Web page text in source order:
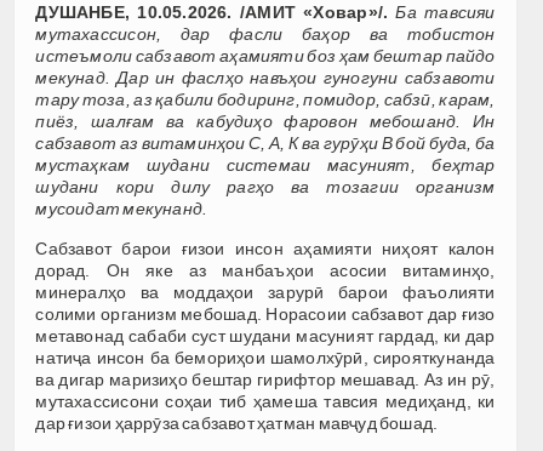
ДУШАНБЕ, 10.05.2026. /АМИТ «Ховар»/. Ба тавсияи
мутахассисон, дар фасли баҳор ва тобистон
истеъмоли сабзавот аҳамияти боз ҳам бештар пайдо
мекунад. Дар ин фаслҳо навъҳои гуногуни сабзавоти
тару тоза, аз қабили бодиринг, помидор, сабзӣ, карам,
пиёз, шалғам ва кабудиҳо фаровон мебошанд. Ин
сабзавот аз витаминҳои С, А, К ва гурӯҳи В бой буда, ба
мустаҳкам шудани системаи масуният, беҳтар
шудани кори дилу рагҳо ва тозагии организм
мусоидат мекунанд.
Сабзавот барои ғизои инсон аҳамияти ниҳоят калон
дорад. Он яке аз манбаъҳои асосии витаминҳо,
минералҳо ва моддаҳои зарурӣ барои фаъолияти
солими организм мебошад. Норасоии сабзавот дар ғизо
метавонад сабаби суст шудани масуният гардад, ки дар
натиҷа инсон ба бемориҳои шамолхӯрӣ, сирояткунанда
ва дигар маризиҳо бештар гирифтор мешавад. Аз ин рӯ,
мутахассисони соҳаи тиб ҳамеша тавсия медиҳанд, ки
дар ғизои ҳаррӯза сабзавот ҳатман мавҷуд бошад.